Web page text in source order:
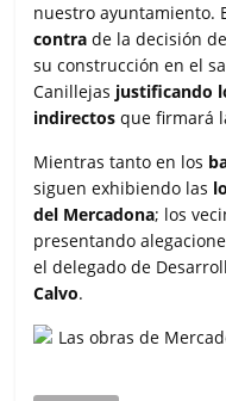
nuestro ayuntamiento.
contra de la decisión de
su construcción en el
Canillejas justificando
indirectos que firmará
Mientras tanto en los
siguen exhibiendo las
del Mercadona; los
presentando
el delegado de
Calvo.